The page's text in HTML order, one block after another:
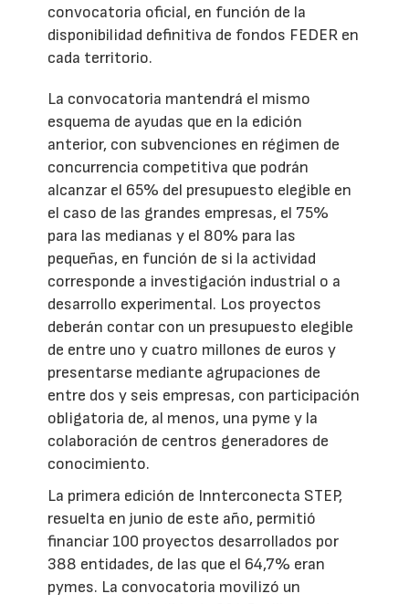
convocatoria oficial, en función de la
disponibilidad definitiva de fondos FEDER en
cada territorio.
La convocatoria mantendrá el mismo
esquema de ayudas que en la edición
anterior, con subvenciones en régimen de
concurrencia competitiva que podrán
alcanzar el 65% del presupuesto elegible en
el caso de las grandes empresas, el 75%
para las medianas y el 80% para las
pequeñas, en función de si la actividad
corresponde a investigación industrial o a
desarrollo experimental. Los proyectos
deberán contar con un presupuesto elegible
de entre uno y cuatro millones de euros y
presentarse mediante agrupaciones de
entre dos y seis empresas, con participación
obligatoria de, al menos, una pyme y la
colaboración de centros generadores de
conocimiento.
La primera edición de Innterconecta STEP,
resuelta en junio de este año, permitió
financiar 100 proyectos desarrollados por
388 entidades, de las que el 64,7% eran
pymes. La convocatoria movilizó un